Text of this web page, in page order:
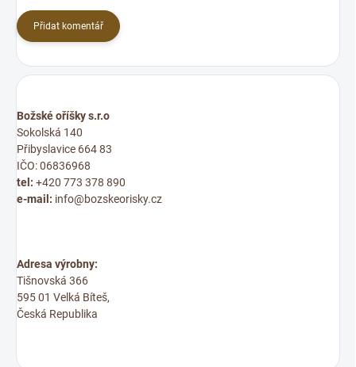
Přidat komentář
Božské oříšky s.r.o
Sokolská 140
Přibyslavice 664 83
IČO: 06836968
tel: +420 773 378 890
e-mail: info@bozskeorisky.cz
Adresa výrobny:
Tišnovská 366
595 01 Velká Bíteš,
Česká Republika